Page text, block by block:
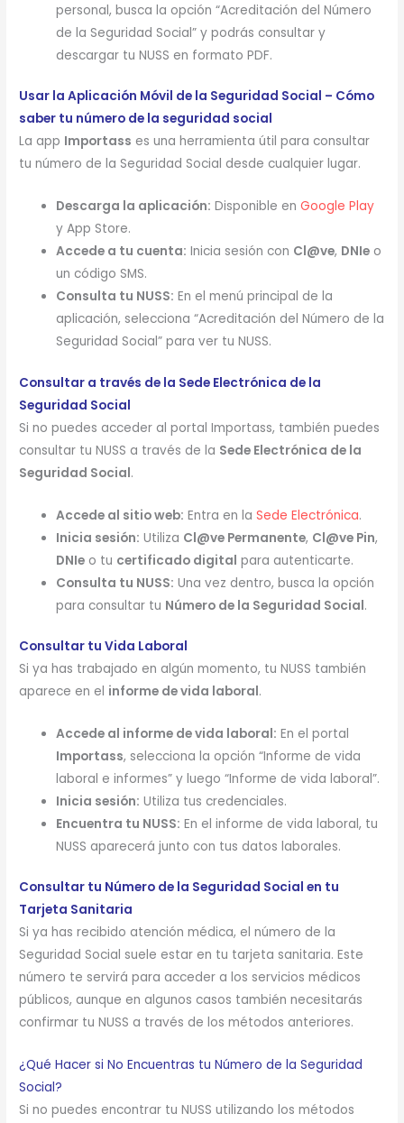
personal, busca la opción “Acreditación del Número
de la Seguridad Social” y podrás consultar y
descargar tu NUSS en formato PDF.
Usar la Aplicación Móvil de la Seguridad Social – Cómo
saber tu número de la seguridad social
La app Importass es una herramienta útil para consultar
tu número de la Seguridad Social desde cualquier lugar.
Descarga la aplicación: Disponible enGoogle Play
y App Store.
Accede a tu cuenta: Inicia sesión con Cl@ve, DNIe o
un código SMS.
Consulta tu NUSS: En el menú principal de la
aplicación, selecciona “Acreditación del Número de la
Seguridad Social” para ver tu NUSS.
Consultar a través de la Sede Electrónica de la
Seguridad Social
Si no puedes acceder al portal Importass, también puedes
consultar tu NUSS a través de la Sede Electrónica de la
Seguridad Social.
Accede al sitio web: Entra en laSede Electrónica.
Inicia sesión: Utiliza Cl@ve Permanente, Cl@ve Pin,
DNIe o tu certificado digital para autenticarte.
Consulta tu NUSS: Una vez dentro, busca la opción
para consultar tu Número de la Seguridad Social.
Consultar tu Vida Laboral
Si ya has trabajado en algún momento, tu NUSS también
aparece en el informe de vida laboral.
Accede al informe de vida laboral: En el portal
Importass, selecciona la opción “Informe de vida
laboral e informes” y luego “Informe de vida laboral”.
Inicia sesión: Utiliza tus credenciales.
Encuentra tu NUSS: En el informe de vida laboral, tu
NUSS aparecerá junto con tus datos laborales.
Consultar tu Número de la Seguridad Social en tu
Tarjeta Sanitaria
Si ya has recibido atención médica, el número de la
Seguridad Social suele estar en tu tarjeta sanitaria. Este
número te servirá para acceder a los servicios médicos
públicos, aunque en algunos casos también necesitarás
confirmar tu NUSS a través de los métodos anteriores.
¿Qué Hacer si No Encuentras tu Número de la Seguridad
Social?
Si no puedes encontrar tu NUSS utilizando los métodos